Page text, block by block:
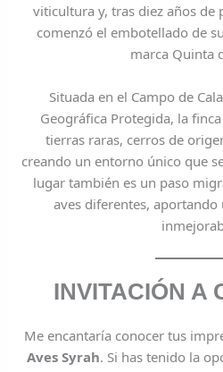
viticultura y, tras diez años de
comenzó el embotellado de
marca Quinta
Situada en el Campo de
Geográfica Protegida, la
tierras raras, cerros de
creando un entorno único que
lugar también es un paso
aves diferentes,
INVITACIÓN A
Me encantaría conocer tus
Aves Syrah. Si has tenido la